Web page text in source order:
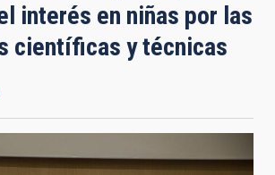
interés en niñas por las
científicas y técnicas